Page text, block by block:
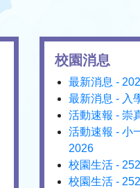
校園消息
最新消息 -
最新消息 - 入
活動速報 - 崇
活動速報 - 小
2026
校園生活 -
校園生活 -